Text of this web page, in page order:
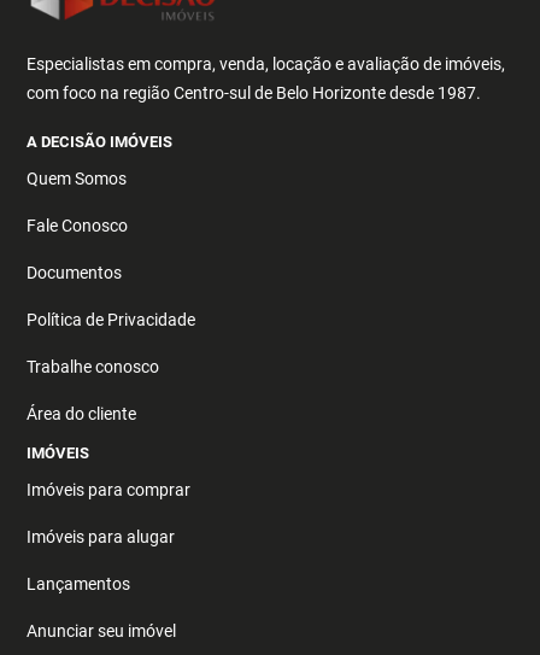
Especialistas em compra, venda, locação e avaliação de imóveis,
com foco na região Centro-sul de Belo Horizonte desde 1987.
A DECISÃO IMÓVEIS
Quem Somos
Fale Conosco
Documentos
Política de Privacidade
Trabalhe conosco
Área do cliente
IMÓVEIS
Imóveis para comprar
Imóveis para alugar
Lançamentos
Anunciar seu imóvel